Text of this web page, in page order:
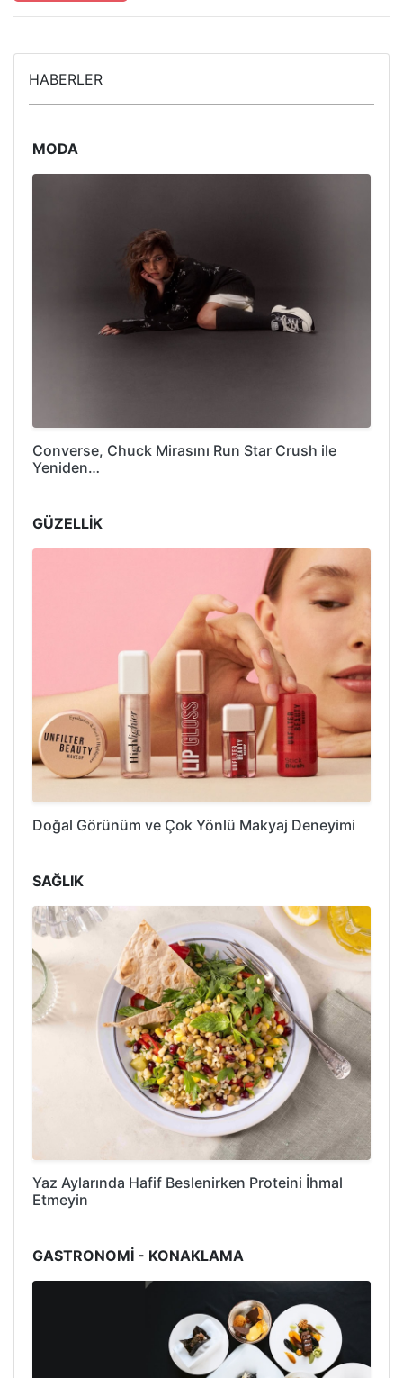
HABERLER
MODA
Converse, Chuck Mirasını Run Star Crush ile
Yeniden…
GÜZELLİK
Doğal Görünüm ve Çok Yönlü Makyaj Deneyimi
SAĞLIK
Yaz Aylarında Hafif Beslenirken Proteini İhmal
Etmeyin
GASTRONOMİ - KONAKLAMA